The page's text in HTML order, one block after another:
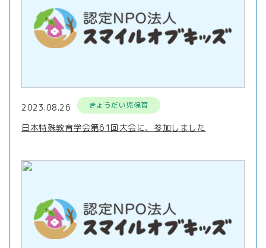
2023.08.26 きょうだい児保育
日本特殊教育学会第61回大会に、参加しました